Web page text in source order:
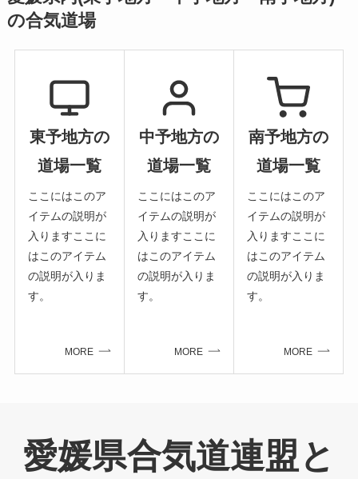
の合気道場
東予地方の
道場一覧
ここにはこのア
イテムの説明が
入りますここに
はこのアイテム
の説明が入りま
す。
MORE
中予地方の
道場一覧
ここにはこのア
イテムの説明が
入りますここに
はこのアイテム
の説明が入りま
す。
MORE
南予地方の
道場一覧
ここにはこのア
イテムの説明が
入りますここに
はこのアイテム
の説明が入りま
す。
MORE
愛媛県合気道連盟と